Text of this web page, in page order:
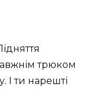
трюком
ти нарешті